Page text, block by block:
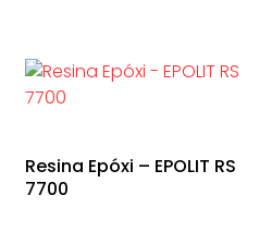
Resina Epóxi – EPOLIT RS
7700